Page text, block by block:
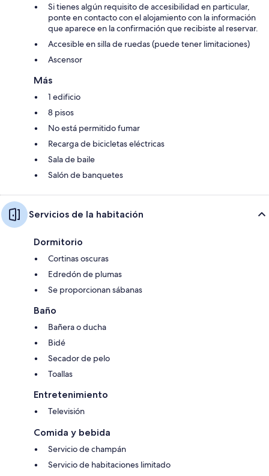
Si tienes algún requisito de accesibilidad en particular,
ponte en contacto con el alojamiento con la información
que aparece en la confirmación que recibiste al reservar.
Accesible en silla de ruedas (puede tener limitaciones)
Ascensor
Más
1 edificio
8 pisos
No está permitido fumar
Recarga de bicicletas eléctricas
Sala de baile
Salón de banquetes
Servicios de la habitación
Dormitorio
Cortinas oscuras
Edredón de plumas
Se proporcionan sábanas
Baño
Bañera o ducha
Bidé
Secador de pelo
Toallas
Entretenimiento
Televisión
Comida y bebida
Servicio de champán
Servicio de habitaciones limitado